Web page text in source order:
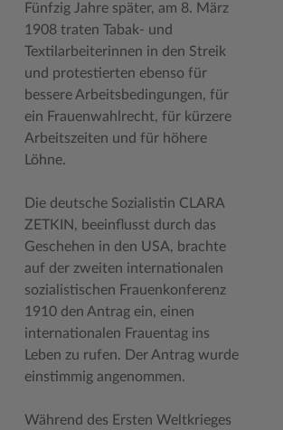
Ukrainehilfe
Woche der Seelischen Gesundheit
#MeinStormarn
Karrieretag
Was ist ein Kreis?
Zahlen, Daten, Fakten
Fünfzig Jahre später, am 8. März
1908 traten Tabak- und
Textilarbeiterinnen in den Streik
und protestierten ebenso für
bessere Arbeitsbedingungen, für
ein Frauenwahlrecht, für kürzere
Arbeitszeiten und für höhere
Löhne.
Die deutsche Sozialistin CLARA
ZETKIN, beeinflusst durch das
Geschehen in den USA, brachte
auf der zweiten internationalen
sozialistischen Frauenkonferenz
1910 den Antrag ein, einen
internationalen Frauentag ins
Leben zu rufen. Der Antrag wurde
einstimmig angenommen.
Während des Ersten Weltkrieges